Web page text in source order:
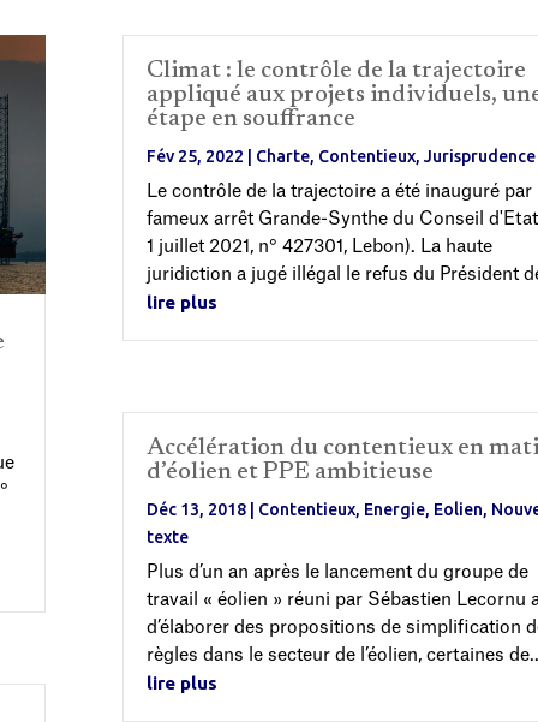
Climat : le contrôle de la trajectoire
appliqué aux projets individuels,
étape en souffrance
Fév 25, 2022 Charte, Contentieux, Jurisprudence
Le contrôle de la trajectoire a été inauguré par
fameux arrêt Grande-Synthe du Conseil
1 juillet 2021, n° 427301, Lebon). La haute
juridiction a jugé illégal le refus du Président
lire plus
Accélération du contentieux en
d’éolien et PPE ambitieuse
Déc 13, 2018| Contentieux, Energie, Eolien,
texte
Plus d’un an après le lancement du groupe de
travail « éolien » réuni par Sébastien Lecornu
d’élaborer des propositions de simplification
règles dans le secteur de l’éolien, certaines
lire plus